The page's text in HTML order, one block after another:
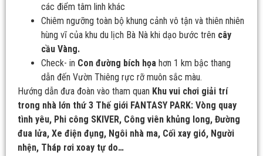
các điểm tâm linh khác
Chiêm ngưỡng toàn bộ khung cảnh vô tận và thiên nhiên
hùng vĩ của khu du lịch Bà Nà khi dạo bước trên cây
cầu Vàng.
Check- in Con đường bích họa hơn 1 km bậc thang
dẫn đến Vườn Thiêng rực rỡ muôn sắc màu.
Hướng dẫn đưa đoàn vào tham quan Khu vui chơi giải trí
trong nhà lớn thứ 3 Thế giới FANTASY PARK: Vòng quay
tình yêu, Phi công SKIVER, Công viên khủng long, Đường
đua lửa, Xe điện đụng, Ngôi nhà ma, Cối xay gió, Người
nhện, Tháp rơi xoay tự do…